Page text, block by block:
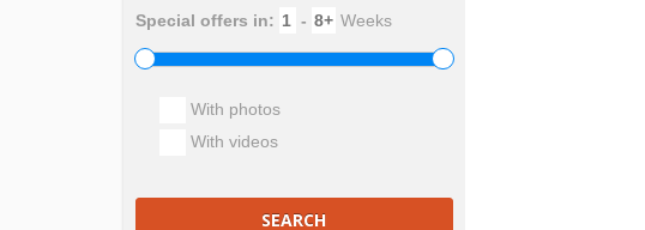
Special offers in: - Weeks
With photos
With videos
SEARCH